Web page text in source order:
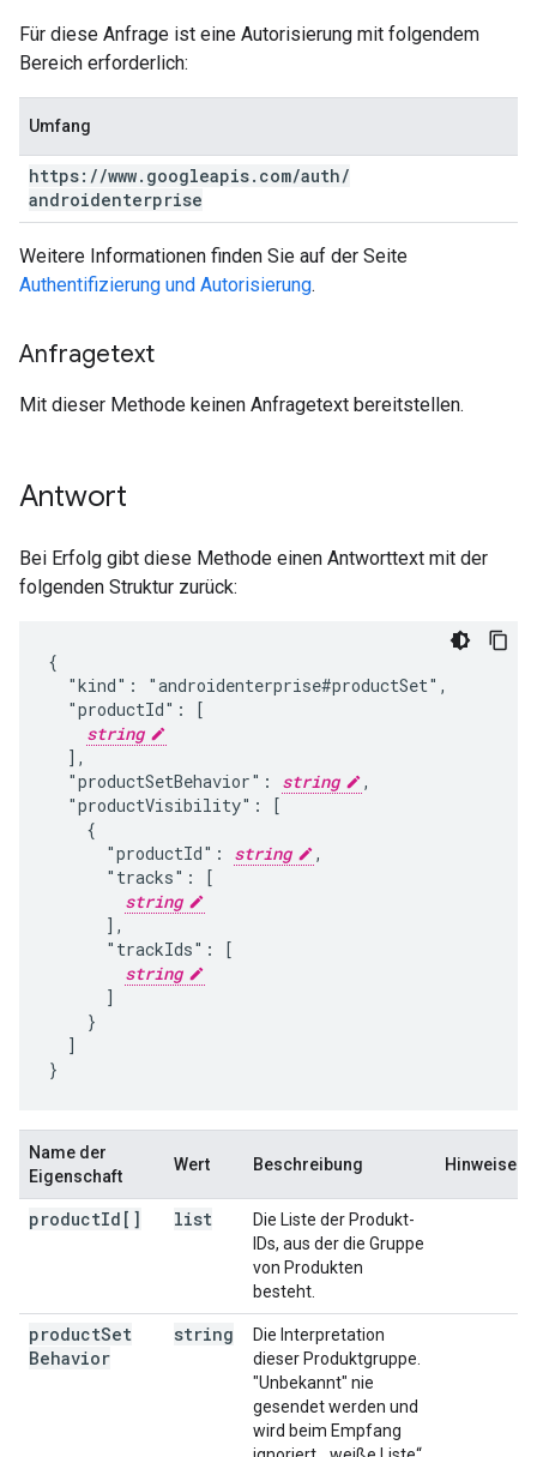
Für diese Anfrage ist eine Autorisierung mit folgendem
Bereich erforderlich:
Umfang
https: //www. googleapis. com/auth/
androidenterprise
Weitere Informationen finden Sie auf der Seite
Authentifizierung und Autorisierung.
Anfragetext
Mit dieser Methode keinen Anfragetext bereitstellen.
Antwort
Bei Erfolg gibt diese Methode einen Antworttext mit der
folgenden Struktur zurück:
{
  "kind": "androidenterprise#productSet",
  "productId": [
string
  ],
  "productSetBehavior":
string
,
  "productVisibility": [
    {
      "productId":
string
,
      "tracks": [
string
      ],
      "trackIds": [
string
      ]
    }
  ]
}
Name der
Eigenschaft
Wert Beschreibung Hinweise
productId[] list
Die Liste der Produkt-
IDs, aus der die Gruppe
von Produkten
besteht.
productSet
Behavior
string
Die Interpretation
dieser Produktgruppe.
"Unbekannt" nie
gesendet werden und
wird beim Empfang